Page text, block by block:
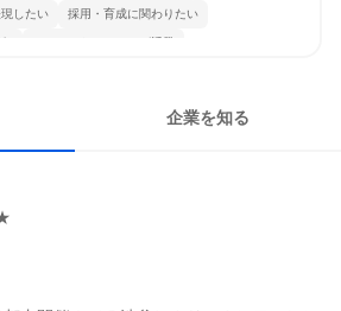
したい 採用・育成に関わりたい
コミュニケーションが活発
企業を知る